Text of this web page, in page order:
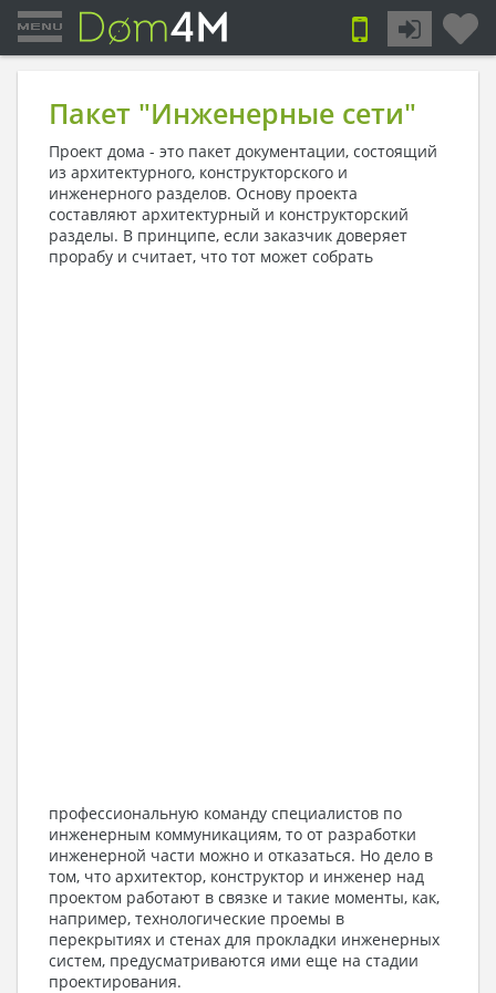
Пакет "Инженерные сети"
Проект дома - это пакет документации, состоящий
из архитектурного, конструкторского и
инженерного разделов. Основу проекта
составляют архитектурный и конструкторский
разделы. В принципе, если заказчик доверяет
прорабу и считает, что тот может собрать
профессиональную команду специалистов по
инженерным коммуникациям, то от разработки
инженерной части можно и отказаться. Но дело в
том, что архитектор, конструктор и инженер над
проектом работают в связке и такие моменты, как,
например, технологические проемы в
перекрытиях и стенах для прокладки инженерных
систем, предусматриваются ими еще на стадии
проектирования.